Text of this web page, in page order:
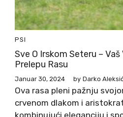
PSI
Sve O Irskom Seteru – Vaš
Prelepu Rasu
Januar 30, 2024 by Darko
Ova rasa pleni pažnju
crvenom dlakom i